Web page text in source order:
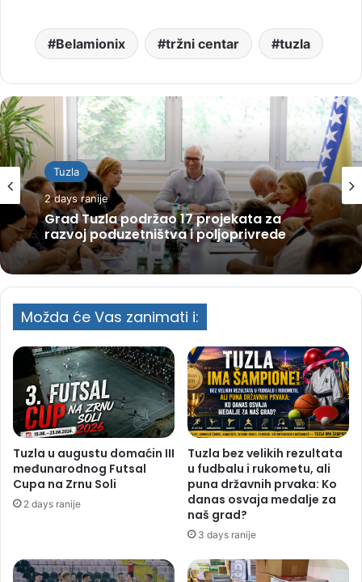
Belamionix tržni centar tuzla
Tuzla
2 days ranije
Grad Tuzla podržao 17 projekata za
razvoj poduzetništva i poljoprivrede
Možda će Vas zanimati i:
Tuzla u augustu domaćin III
međunarodnog Futsal
Cupa na Zrnu Soli
2 days ranije
Tuzla bez velikih rezultata
u fudbalu i rukometu, ali
puna državnih prvaka: Ko
danas osvaja medalje za
naš grad?
3 days ranije